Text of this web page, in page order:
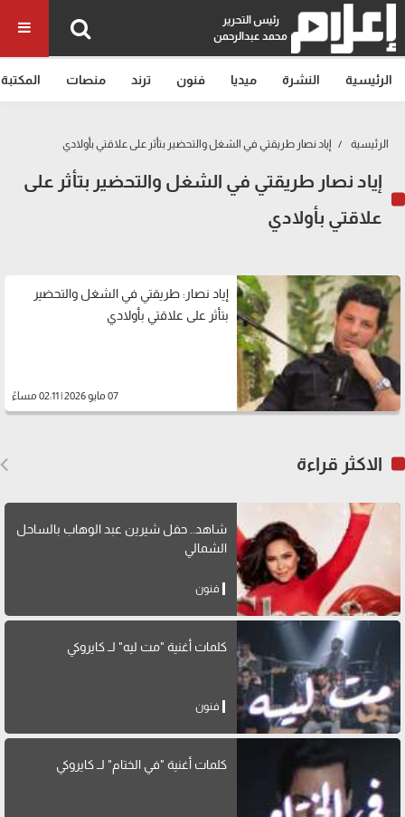
رئيس التحرير
محمد عبدالرحمن
الرئيسية النشرة ميديا فنون ترند منصات المكتبة
الرئيسية إياد نصار طريقتي في الشغل والتحضير بتأثر على علاقتي بأولادي
إياد نصار طريقتي في الشغل والتحضير بتأثر على
علاقتي بأولادي
إياد نصار: طريقتي في الشغل والتحضير
بتأثر على علاقتي بأولادي
07 مايو 2026 | 02:11 مساءً
الاكثر قراءة
شاهد.. حفل شيرين عبد الوهاب بالساحل
الشمالي
فنون
كلمات أغنية "مت ليه" لــ كايروكي
فنون
كلمات أغنية "في الختام" لــ كايروكي